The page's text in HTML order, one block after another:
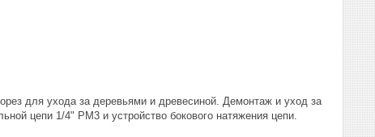
для ухода за деревьями и древесиной. Демонтаж и уход за
цепи 1/4" PM3 и устройство бокового натяжения цепи.